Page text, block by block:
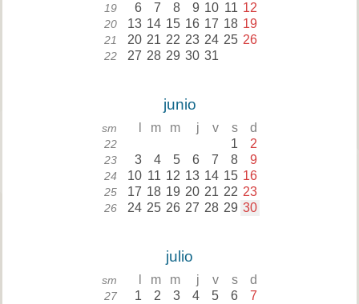
19 6 7 8 9 10 11 12
20 13 14 15 16 17 18 19
21 20 21 22 23 24 25 26
22 27 28 29 30 31
junio
sm m m j v s d
22 1 2
23 3 4 5 6 7 8 9
24 10 11 12 13 14 15 16
25 17 18 19 20 21 22 23
26 24 25 26 27 28 29 30
julio
sm m m j v s d
27 1 2 3 4 5 6 7